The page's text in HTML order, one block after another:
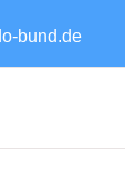
bund.de